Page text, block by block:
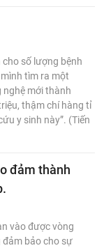
cho số lượng bệnh
tìm ra một
mới thành
thậm chí hàng tỉ
y sinh này”. (Tiến
đảm thành
vào được vòng
bảo cho sự